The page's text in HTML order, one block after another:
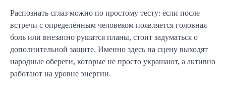
Распознать сглаз можно по простому тесту: если после
встречи с определённым человеком появляется головная
боль или внезапно рушатся планы, стоит задуматься о
дополнительной защите. Именно здесь на сцену выходят
народные обереги, которые не просто украшают, а активно
работают на уровне энергии.